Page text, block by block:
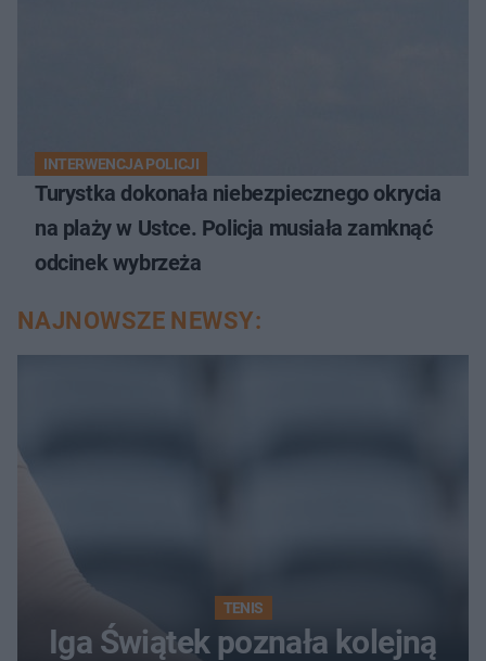
INTERWENCJA POLICJI
Turystka dokonała niebezpiecznego okrycia
na plaży w Ustce. Policja musiała zamknąć
odcinek wybrzeża
NAJNOWSZE NEWSY:
TENIS
Iga Świątek poznała kolejną